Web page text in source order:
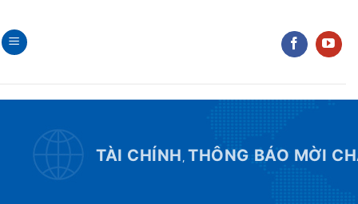
to
content
TÀI CHÍNH , THÔNG BÁO MỜI